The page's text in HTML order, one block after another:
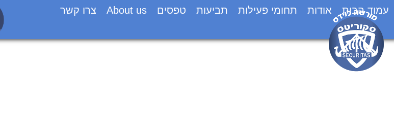
עמוד הבית אודות תחומי פעילות תביעות טפסים About us צרו קשר